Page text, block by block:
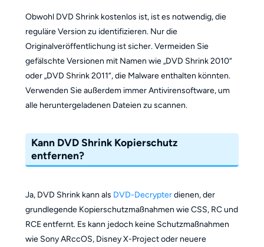
Obwohl DVD Shrink kostenlos ist, ist es notwendig, die
reguläre Version zu identifizieren. Nur die
Originalveröffentlichung ist sicher. Vermeiden Sie
gefälschte Versionen mit Namen wie „DVD Shrink 2010“
oder „DVD Shrink 2011“, die Malware enthalten könnten.
Verwenden Sie außerdem immer Antivirensoftware, um
alle heruntergeladenen Dateien zu scannen.
Kann DVD Shrink Kopierschutz
entfernen?
Ja, DVD Shrink kann als DVD-Decrypterdienen, der
grundlegende Kopierschutzmaßnahmen wie CSS, RC und
RCE entfernt. Es kann jedoch keine Schutzmaßnahmen
wie Sony ARccOS, Disney X-Project oder neuere